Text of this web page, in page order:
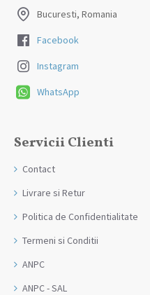
Bucuresti, Romania
Facebook
Instagram
WhatsApp
Servicii Clienti
Contact
Livrare si Retur
Politica de Confidentialitate
Termeni si Conditii
ANPC
ANPC - SAL